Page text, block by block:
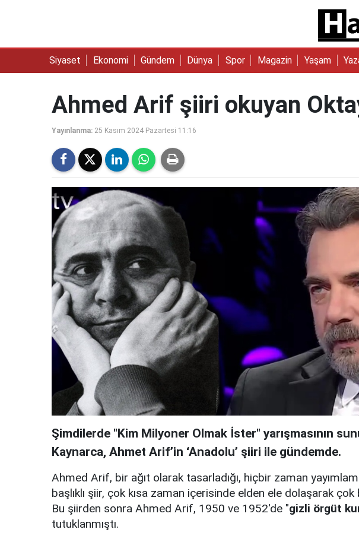
Siyaset Ekonomi Gündem Dünya Spor Magazin Yaşam
Ahmed Arif şiiri okuyan
Yayınlanma: 25 Kasım 2024 Pazartesi 11:16
Şimdilerde "Kim Milyoner Olmak İster" yarışmasının
Kaynarca, Ahmet Arif’in ‘Anadolu’ şiiri ile gündemde.
Ahmed Arif, bir ağıt olarak tasarladığı, hiçbir zaman
başlıklı şiir, çok kısa zaman içerisinde elden ele dolaşarak
Bu şiirden sonra Ahmed Arif, 1950 ve 1952'de "gizli örgüt
tutuklanmıştı.